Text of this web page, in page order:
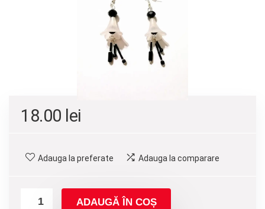
18.00 lei
Adauga la preferate Adauga la comparare
ADAUGĂ ÎN COȘ